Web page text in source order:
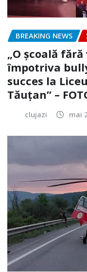
BREAKING NEWS
„O școală
împotriva
succes la
Tăuțan” –
clujazi mai